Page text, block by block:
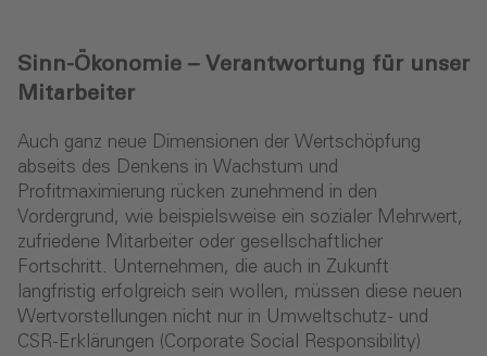
Sinn-Ökonomie – Verantwortung für unser
Mitarbeiter
Auch ganz neue Dimensionen der Wertschöpfung
abseits des Denkens in Wachstum und
Profitmaximierung rücken zunehmend in den
Vordergrund, wie beispielsweise ein sozialer Mehrwert,
zufriedene Mitarbeiter oder gesellschaftlicher
Fortschritt. Unternehmen, die auch in Zukunft
langfristig erfolgreich sein wollen, müssen diese neuen
Wertvorstellungen nicht nur in Umweltschutz- und
CSR-Erklärungen (Corporate Social Responsibility)